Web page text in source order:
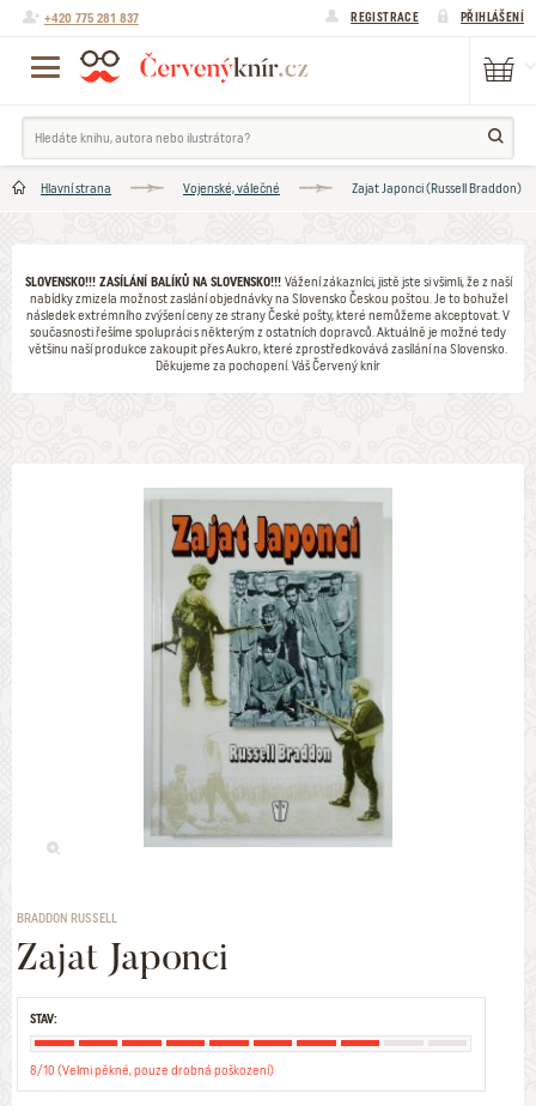
+420 775 281 837 REGISTRACE PŘIHLÁŠENÍ
Hlavní strana Vojenské, válečné Zajat Japonci (Russell Braddon)
SLOVENSKO!!! ZASÍLÁNÍ BALÍKŮ NA SLOVENSKO!!! Vážení zákazníci, jistě jste si všimli, že z naší
nabídky zmizela možnost zaslání objednávky na Slovensko Českou poštou. Je to bohužel
následek extrémního zvýšení ceny ze strany České pošty, které nemůžeme akceptovat. V
současnosti řešíme spolupráci s některým z ostatních dopravců. Aktuálně je možné tedy
většinu naší produkce zakoupit přes Aukro, které zprostředkovává zasílání na Slovensko.
Děkujeme za pochopení. Váš Červený knír
BRADDON RUSSELL
Zajat Japonci
STAV:
8/10 (Velmi pěkné, pouze drobná poškození)